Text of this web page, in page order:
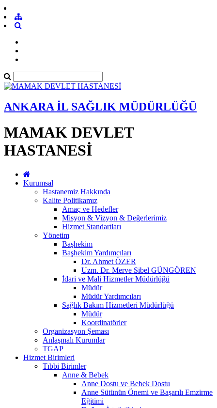
ANKARA İL SAĞLIK MÜDÜRLÜĞÜ
MAMAK DEVLET
HASTANESİ
Kurumsal
Hastanemiz Hakkında
Kalite Politikamız
Amaç ve Hedefler
Misyon & Vizyon & Değerlerimiz
Hizmet Standartları
Yönetim
Başhekim
Başhekim Yardımcıları
Dr. Ahmet ÖZER
Uzm. Dr. Merve Sibel GÜNGÖREN
İdari ve Mali Hizmetler Müdürlüğü
Müdür
Müdür Yardımcıları
Sağlık Bakım Hizmetleri Müdürlüğü
Müdür
Koordinatörler
Organizasyon Şeması
Anlaşmalı Kurumlar
TGAP
Hizmet Birimleri
Tıbbi Birimler
Anne & Bebek
Anne Dostu ve Bebek Dostu
Anne Sütünün Önemi ve Başarılı Emzirme
Eğitimi